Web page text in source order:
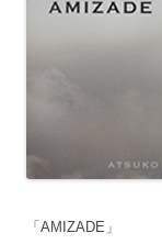
「AMIZADE」